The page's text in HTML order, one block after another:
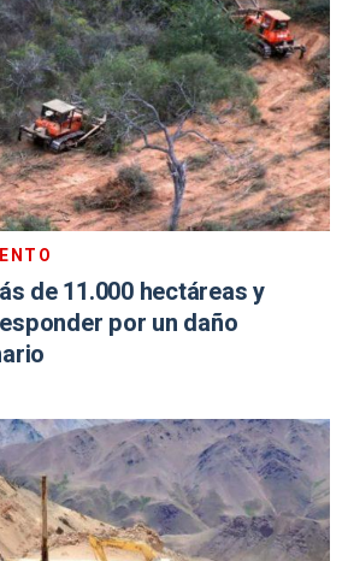
de 11.000 hectáreas y
por un daño